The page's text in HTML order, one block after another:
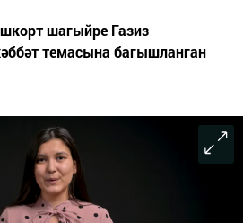
шагыйре Газиз
темасына багышланган